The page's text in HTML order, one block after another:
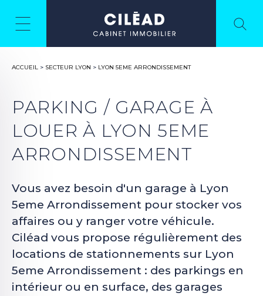
ACCUEIL > SECTEUR LYON > LYON 5EME ARRONDISSEMENT
PARKING / GARAGE À
LOUER À LYON 5EME
ARRONDISSEMENT
Vous avez besoin d'un garage à Lyon
5eme Arrondissement pour stocker vos
affaires ou y ranger votre véhicule.
Ciléad vous propose régulièrement des
locations de stationnements sur Lyon
5eme Arrondissement : des parkings en
intérieur ou en surface, des garages